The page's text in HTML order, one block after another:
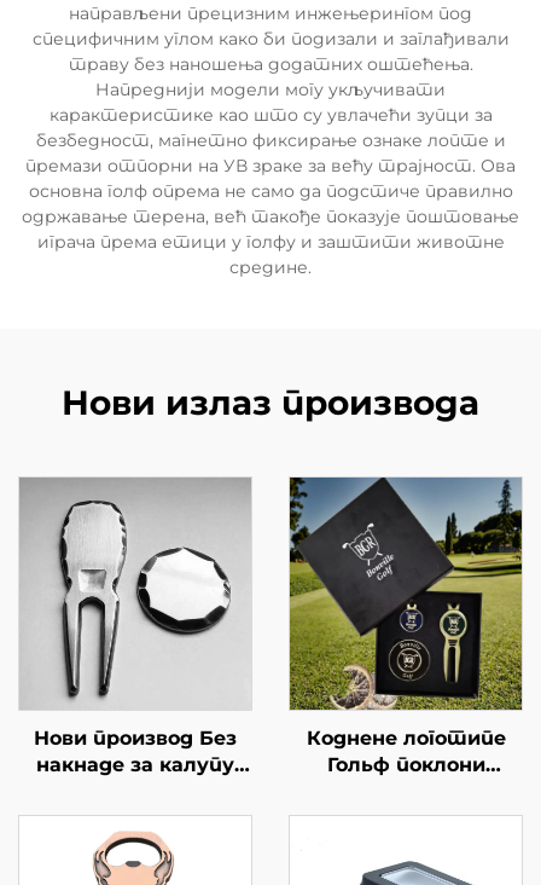
направљени прецизним инжењерингом под
специфичним углом како би подизали и заглађивали
траву без наношења додатних оштећења.
Напреднији модели могу укључивати
карактеристике као што су увлачећи зупци за
безбедност, магнетно фиксирање ознаке лопте и
премази отпорни на УВ зраке за већу трајност. Ова
основна голф опрема не само да подстиче правилно
одржавање терена, већ такође показује поштовање
играча према етици у голфу и заштити животне
средине.
Нови излаз производа
Нови производ Без
накнаде за калупу
Репарација вилица
Куст гравирани лого
Бол Макеер Ручно
Коднене логотипе
Гольф поклони
са Голф Дивот
Тес,Болл Маркери